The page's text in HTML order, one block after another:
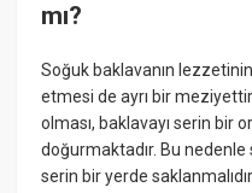
mı?
Soğuk baklavanın
etmesi de ayrı bir
olması, baklavayı serin bir
doğurmaktadır. Bu
serin bir yerde